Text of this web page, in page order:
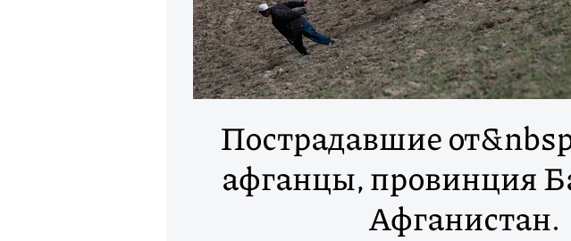
Пострадавшие
афганцы, провинция
Афганистан.